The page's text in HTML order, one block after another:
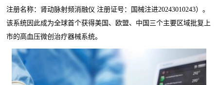
注册名称：肾动脉射频消融仪 注册证号：国械注进20243010243）。
该系统因此成为全球首个获得美国、欧盟、中国三个主要区域批复上
市的高血压微创治疗器械系统。